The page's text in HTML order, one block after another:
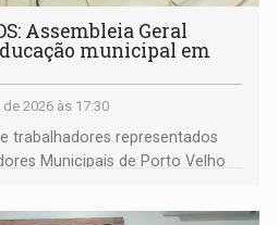
Assembleia Geral
municipal em
2026 às 17:30
trabalhadores representados
Municipais de Porto Velho